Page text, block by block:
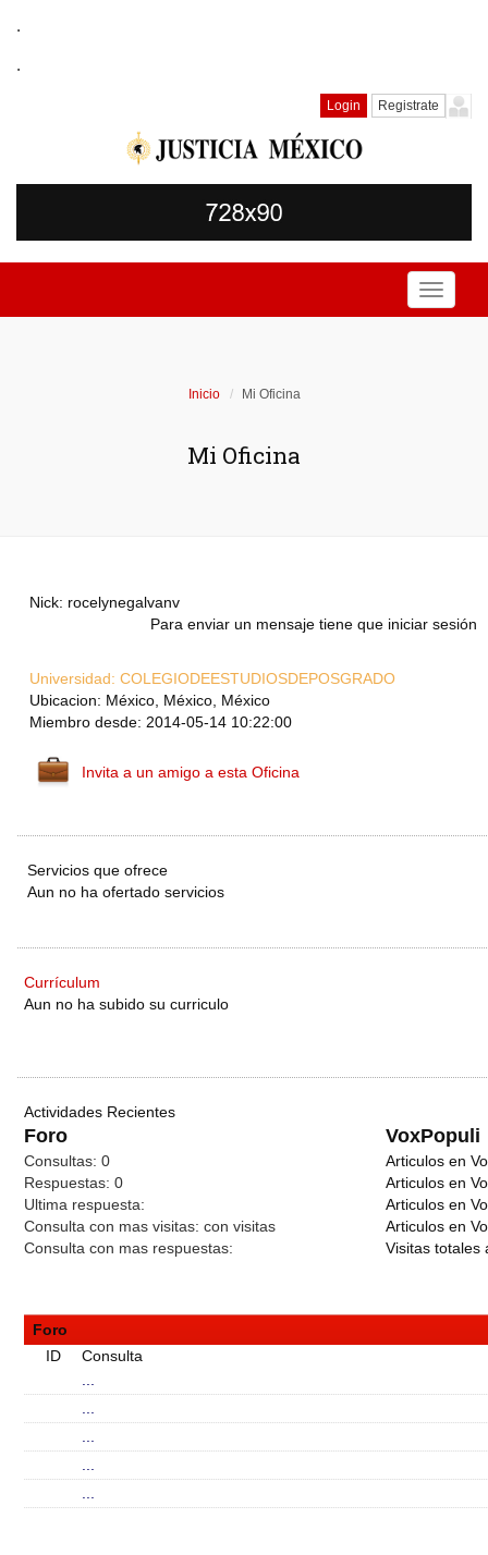
.
.
Login Registrate
Toggle
Inicio Mi Oficina
Mi Oficina
Nick: rocelynegalvanv
Para enviar un mensaje tiene que iniciar sesión
Universidad: COLEGIODEESTUDIOSDEPOSGRADO
Ubicacion: México, México, México
Miembro desde: 2014-05-14 10:22:00
Invita a un amigo a esta Oficina
Servicios que ofrece
Aun no ha ofertado servicios
Currículum
Aun no ha subido su curriculo
Actividades Recientes
Foro VoxPopuli
Consultas: 0
Respuestas: 0
Ultima respuesta:
Consulta con mas visitas: con visitas
Consulta con mas respuestas:
Articulos en
Articulos en
Articulos en
Articulos en
Visitas totales
Foro
ID
Consulta